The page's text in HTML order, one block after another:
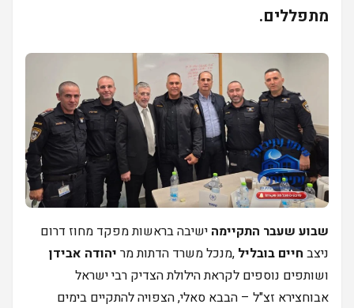
מתפללים.
שבוע שעבר התקיימה ישיבה בראשות מפקד מחוז דרום
ניצב חיים בובליל ,מנכל משרד הדתות מר יהודה אבידן
ושותפים נוספים לקראת הילולת הצדיק רבי ישראל
אבוחצירא זצ"ל – הבבא סאלי, הצפויה להתקיים בימים